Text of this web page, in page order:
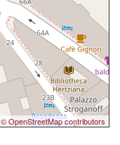
© OpenStreetMap contributors